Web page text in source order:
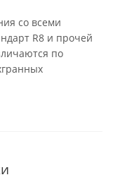
со всеми
R8 и прочей
по